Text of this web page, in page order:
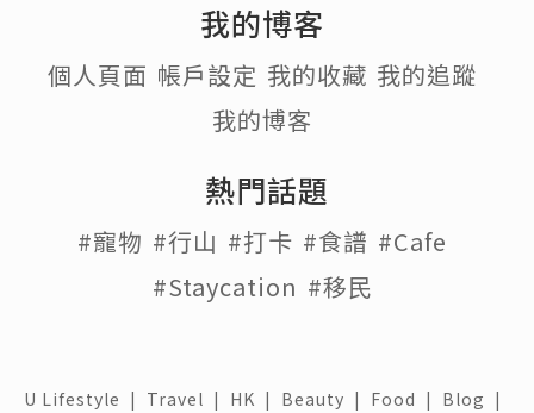
我的博客
個人頁面 帳戶設定 我的收藏 我的追蹤
我的博客
熱門話題
#寵物 #行山 #打卡 #食譜 #Cafe
#Staycation #移民
U Lifestyle | Travel | HK | Beauty | Food | Blog |